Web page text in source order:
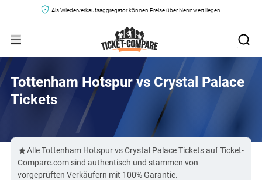
Als Wiederverkaufsaggregator können Preise über Nennwert liegen.
Tottenham Hotspur vs Crystal Palace
Tickets
Alle Tottenham Hotspur vs Crystal Palace Tickets auf Ticket-
Compare.com sind authentisch und stammen von
vorgeprüften Verkäufern mit 100% Garantie.